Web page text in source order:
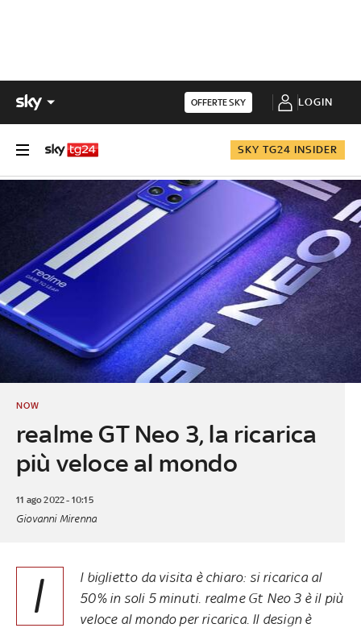
OFFERTE SKY LOGIN
SKY TG24 INSIDER
realme GT Neo 3, la ricarica
più veloce al mondo
NOW
11 ago 2022 - 10:15
Giovanni Mirenna
I
l biglietto da visita è chiaro: si ricarica al
50% in soli 5 minuti. realme Gt Neo 3 è il più
veloce al mondo per ricarica. Il design è